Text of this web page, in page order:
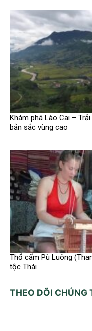
Khám phá Lào Cai –
bản sắc vùng cao
Thổ cẩm Pù Luông
tộc Thái
THEO DÕI CHÚNG